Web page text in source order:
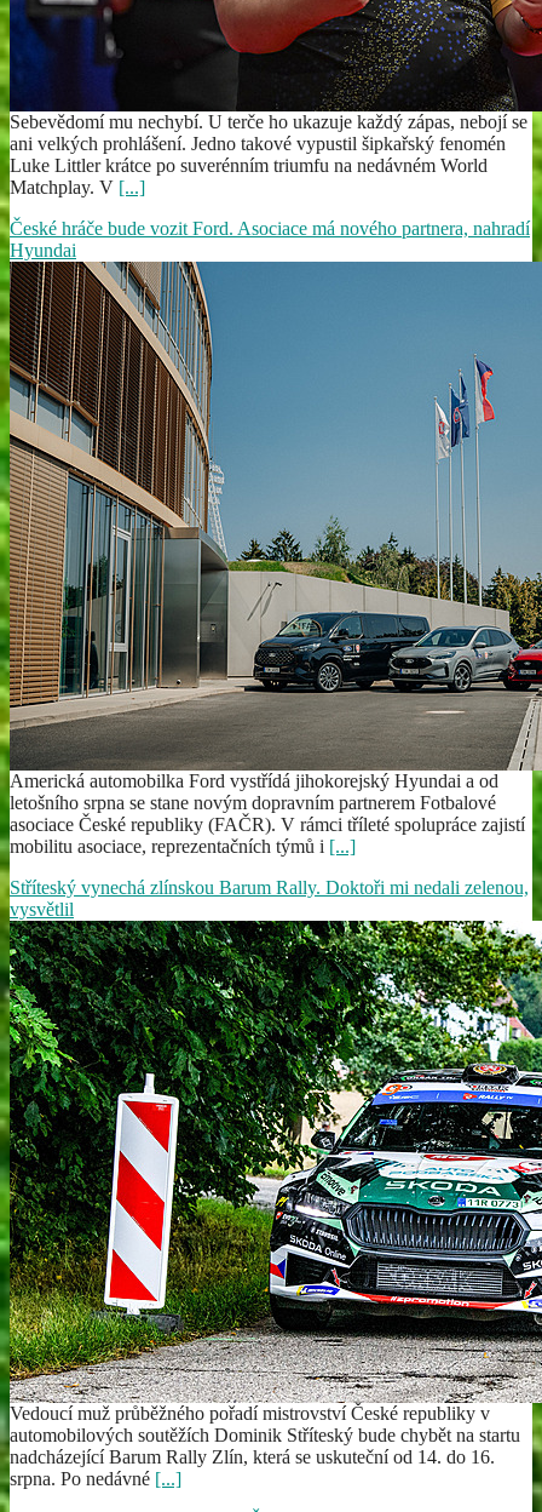
Sebevědomí mu nechybí. U terče ho ukazuje každý zápas, nebojí se
ani velkých prohlášení. Jedno takové vypustil šipkařský fenomén
Luke Littler krátce po suverénním triumfu na nedávném World
Matchplay. V [...]
České hráče bude vozit Ford. Asociace má nového partnera, nahradí
Hyundai
Americká automobilka Ford vystřídá jihokorejský Hyundai a od
letošního srpna se stane novým dopravním partnerem Fotbalové
asociace České republiky (FAČR). V rámci tříleté spolupráce zajistí
mobilitu asociace, reprezentačních týmů i [...]
Stříteský vynechá zlínskou Barum Rally. Doktoři mi nedali zelenou,
vysvětlil
Vedoucí muž průběžného pořadí mistrovství České republiky v
automobilových soutěžích Dominik Stříteský bude chybět na startu
nadcházející Barum Rally Zlín, která se uskuteční od 14. do 16.
srpna. Po nedávné [...]